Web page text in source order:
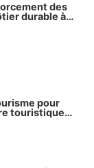
des
durable à
pour
touristique